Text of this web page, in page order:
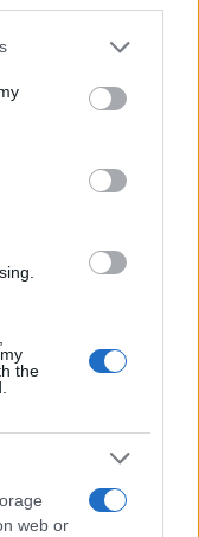
or more Google
You may click to
party tags to
in below Google
the
web or
rivoluzionato